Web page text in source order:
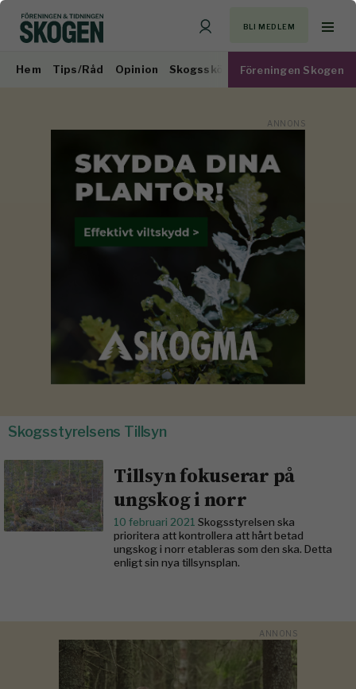
BLI MEDLEM
Hem Tips/Råd Opinion Skogsskötsel Virkesmarknad
Föreningen Skogen
Skogsstyrelsens Tillsyn
Tillsyn fokuserar på
ungskog i norr
10 februari 2021 Skogsstyrelsen ska
prioritera att kontrollera att hårt betad
ungskog i norr etableras som den ska. Detta
enligt sin nya tillsynsplan.